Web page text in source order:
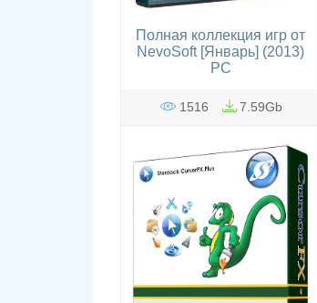
Полная коллекция игр от
NevoSoft [Январь] (2013)
РС
1516 7.59Gb